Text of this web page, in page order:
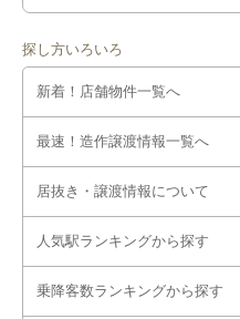
探し方いろいろ
新着！店舗物件一覧へ
最速！造作譲渡情報一覧へ
居抜き・譲渡情報について
人気駅ランキングから探す
乗降客数ランキングから探す